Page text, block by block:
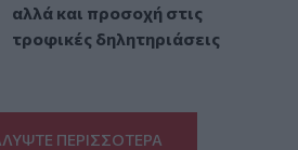
αλλά και προσοχή στις
τροφικές δηλητηριάσεις
ΠΕΡΙΣΣΟΤΕΡΑ